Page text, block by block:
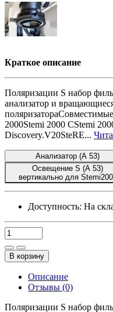
Краткое описание
Поляризации S набор
анализатор и
2000Stemi 2000 CStemi
Discovery.V20SteRE...
Анализатор (A 53)
Освещение S (A 53)
вертикально для
Доступность: На
В корзину
Описание
Отзывы (0)
Поляризации S набор